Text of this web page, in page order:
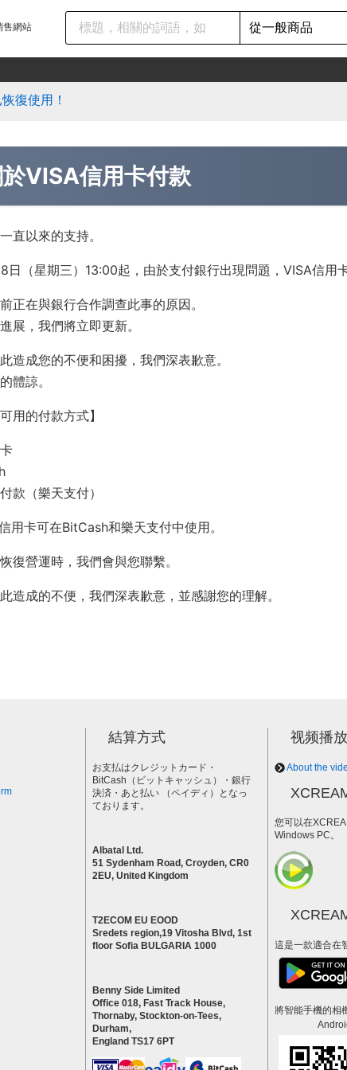
售網站
復使用！
於VISA信用卡付款
直以來的支持。
日（星期三）13:00起，由於支付銀行出現問題，VISA信用
正在與銀行合作調查此事的原因。
展，我們將立即更新。
造成您的不便和困擾，我們深表歉意。
體諒。
可用的付款方式】
款（樂天支付）
用卡可在BitCash和樂天支付中使用。
復營運時，我們會與您聯繫。
造成的不便，我們深表歉意，並感謝您的理解。
結算方式
お支払はクレジットカード・
BitCash（ビットキャッシュ）・銀行
決済・あと払い （ペイディ）となっ
ております。
Albatal Ltd.
51 Sydenham Road, Croyden, CR0
2EU, United Kingdom
T2ECOM EU EOOD
Sredets region,19 Vitosha Blvd, 1st
floor Sofia BULGARIA 1000
Benny Side Limited
Office 018, Fast Track House,
Thornaby, Stockton-on-Tees,
Durham,
England TS17 6PT
视频播
About the
您可以在
Windows PC。
這是一款適合在
將智能手機的相